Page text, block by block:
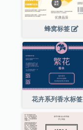
蜂窝标签
花卉系列香水标签